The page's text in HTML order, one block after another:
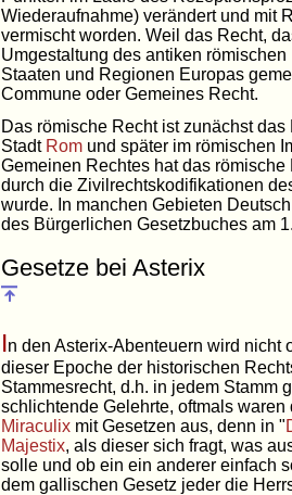
Wiederaufnahme) verändert und mit
vermischt worden. Weil das Recht,
Umgestaltung des antiken
Staaten und Regionen Europas
Commune oder Gemeines Recht.
Das römische Recht ist zunächst
Stadt Rom und später im römischen
Gemeinen Rechtes hat das
durch die Zivilrechtskodifikationen
wurde. In manchen Gebieten
des Bürgerlichen Gesetzbuches am
Gesetze bei Asterix
In den Asterix-Abenteuern wird nicht
dieser Epoche der historischen
Stammesrecht, d.h. in jedem Stamm
schlichtende Gelehrte, oftmals
Miraculix mit Gesetzen aus, denn in "
Majestix, als dieser sich fragt, was
solle und ob ein ein anderer einfach
dem gallischen Gesetz jeder die